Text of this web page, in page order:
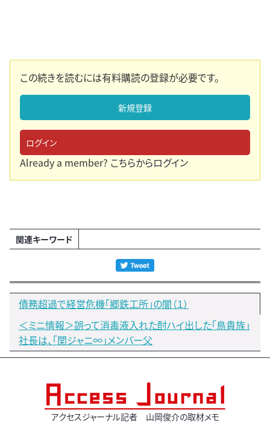
この続きを読むには有料購読の登録が必要です。
新規登録
ログイン
Already a member? こちらからログイン
関連キーワード
債務超過で経営危機「郷鉄工所」の闇（１）
＜ミニ情報＞誤って消毒液入れた酎ハイ出した「鳥貴族」
社長は、「関ジャニ∞」メンバー父
アクセスジャーナル記者 山岡俊介の取材メモ